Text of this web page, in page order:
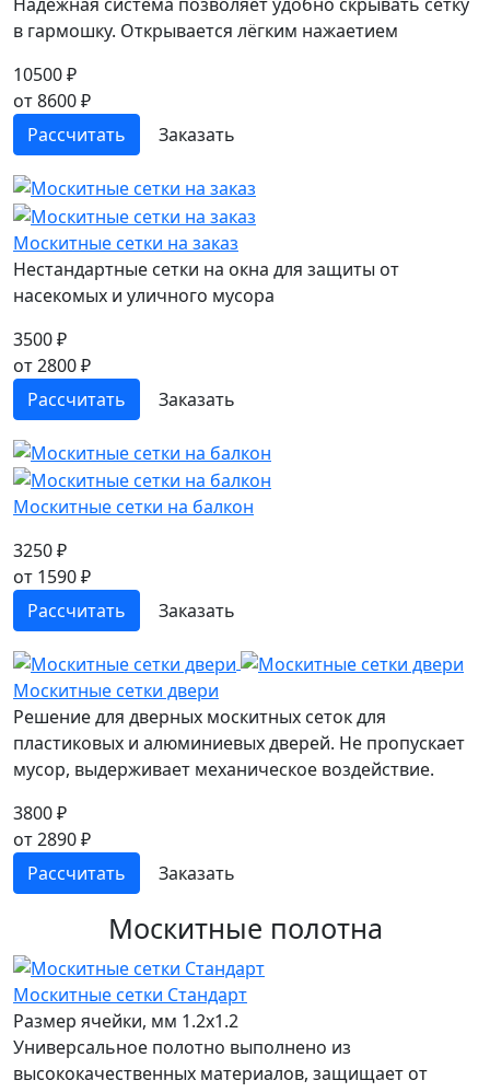
Надежная система позволяет удобно скрывать сетку
в гармошку. Открывается лёгким нажаетием
10500 ₽
от 8600 ₽
Рассчитать
Заказать
Москитные сетки на заказ
Нестандартные сетки на окна для защиты от
насекомых и уличного мусора
3500 ₽
от 2800 ₽
Рассчитать
Заказать
Москитные сетки на балкон
3250 ₽
от 1590 ₽
Рассчитать
Заказать
Москитные сетки двери
Решение для дверных москитных сеток для
пластиковых и алюминиевых дверей. Не пропускает
мусор, выдерживает механическое воздействие.
3800 ₽
от 2890 ₽
Рассчитать
Заказать
Москитные полотна
Москитные сетки Стандарт
Размер ячейки, мм 1.2x1.2
Универсальное полотно выполнено из
высококачественных материалов, защищает от